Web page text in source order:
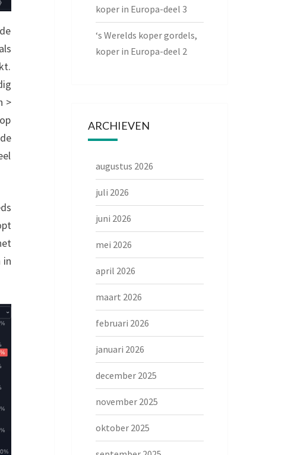
>
in
koper in Europa-deel 3
‘s Werelds koper gordels,
koper in Europa-deel 2
ARCHIEVEN
augustus 2026
juli 2026
juni 2026
mei 2026
april 2026
maart 2026
februari 2026
januari 2026
december 2025
november 2025
oktober 2025